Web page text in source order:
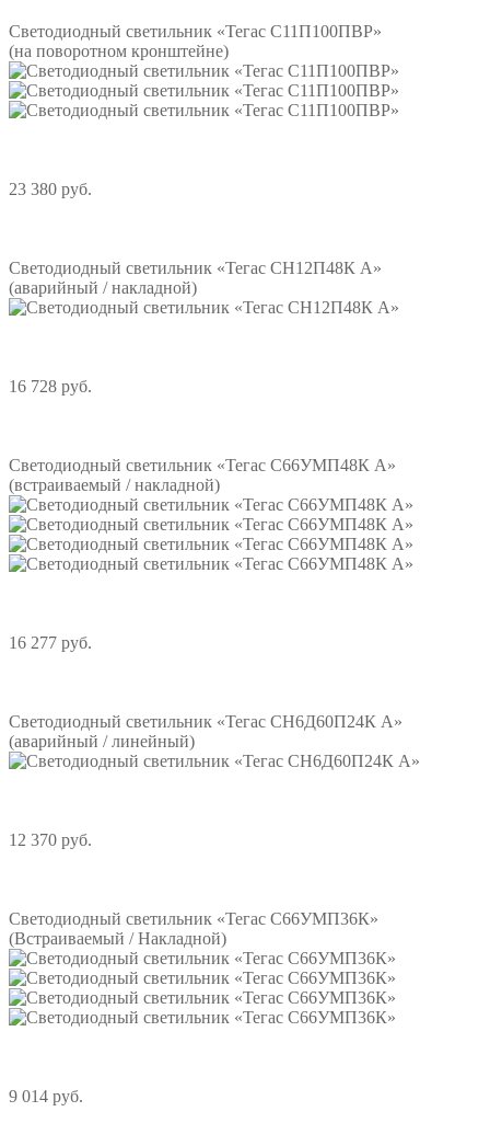
Светодиодный светильник «Тегас С11П100ПВР»
(на поворотном кронштейне)
23 380 руб.
Светодиодный светильник «Тегас СН12П48К А»
(аварийный / накладной)
16 728 руб.
Светодиодный светильник «Тегас С66УМП48К А»
(встраиваемый / накладной)
16 277 руб.
Светодиодный светильник «Тегас СН6Д60П24К А»
(аварийный / линейный)
12 370 руб.
Светодиодный светильник «Тегас С66УМП36К»
(Встраиваемый / Накладной)
9 014 руб.